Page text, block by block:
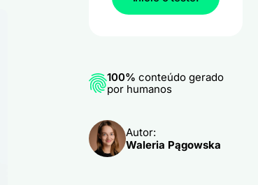
100% conteúdo gerado
por humanos
Autor:
Waleria Pągowska